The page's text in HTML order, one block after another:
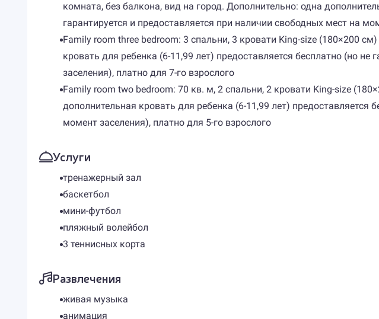
комната, без балкона, вид на город. Дополнительно: одна
гарантируется и предоставляется при наличии свободных мест на
Family room three bedroom: 3 спальни, 3 кровати King-size (180×200
кровать для ребенка (6-11,99 лет) предоставляется бесплатно (но
заселения), платно для 7-го взрослого
Family room two bedroom: 70 кв. м, 2 спальни, 2 кровати King-size
дополнительная кровать для ребенка (6-11,99 лет) предоставляется
момент заселения), платно для 5-го взрослого
Услуги
тренажерный зал
баскетбол
мини-футбол
пляжный волейбол
3 теннисных корта
Развлечения
живая музыка
анимация